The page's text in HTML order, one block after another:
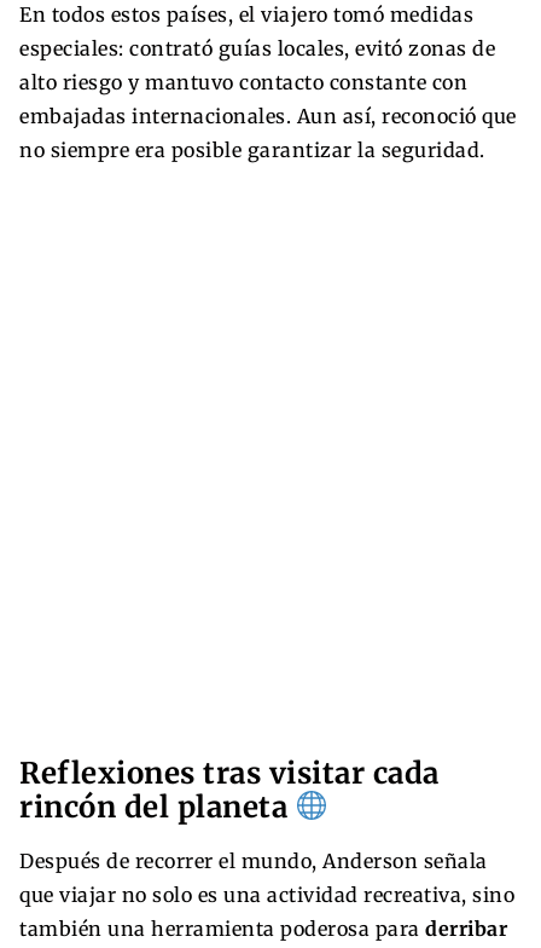
En todos estos países, el viajero tomó medidas
especiales: contrató guías locales, evitó zonas de
alto riesgo y mantuvo contacto constante con
embajadas internacionales. Aun así, reconoció que
no siempre era posible garantizar la seguridad.
Reflexiones tras visitar cada
rincón del planeta
Después de recorrer el mundo, Anderson señala
que viajar no solo es una actividad recreativa, sino
también una herramienta poderosa para derribar